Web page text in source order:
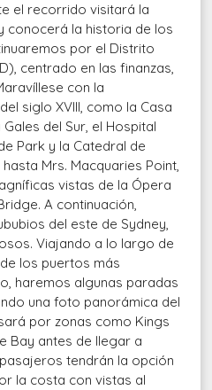
el recorrido visitará la
conocerá la historia de los
por el Distrito
centrado en las finanzas,
con la
siglo XVIII, como la Casa
del Sur, el Hospital
Park y la Catedral de
Mrs. Macquaries Point,
vistas de la Ópera
A continuación,
del este de Sydney,
Viajando a lo largo de
los puertos más
haremos algunas paradas
una foto panorámica del
por zonas como Kings
Bay antes de llegar a
tendrán la opción
la costa con vistas al